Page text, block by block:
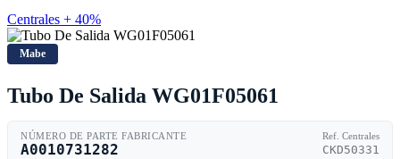
Centrales + 40%
Mabe
Tubo De Salida WG01F05061
NÚMERO DE PARTE FABRICANTE
A0010731282
Ref. Centrales
CKD50331